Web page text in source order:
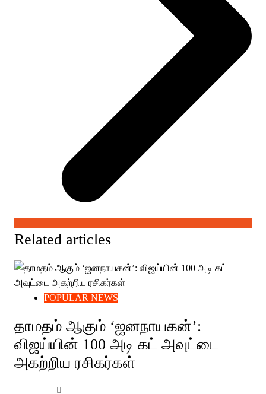
Related articles
POPULAR NEWS
தாமதம் ஆகும் ‘ஜனநாயகன்’:
விஜய்யின் 100 அடி கட் அவுட்டை
அகற்றிய ரசிகர்கள்